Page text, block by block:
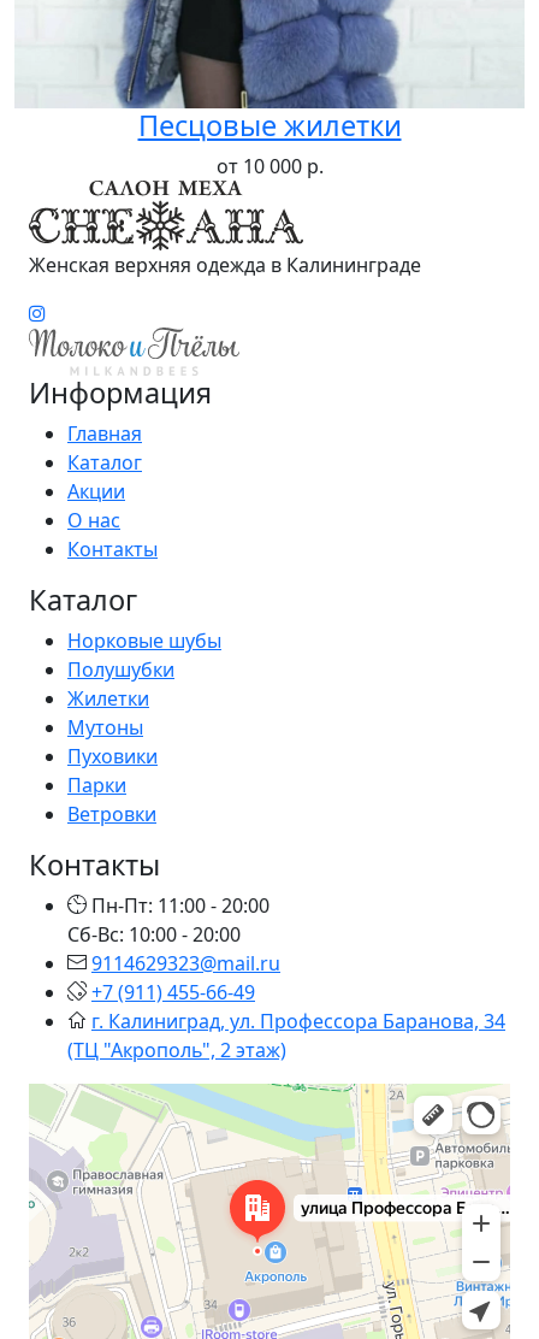
Песцовые жилетки
от 10 000 р.
Женская верхняя одежда в Калининграде
Информация
Главная
Каталог
Акции
О нас
Контакты
Каталог
Норковые шубы
Полушубки
Жилетки
Мутоны
Пуховики
Парки
Ветровки
Контакты
Пн-Пт: 11:00 - 20:00
Сб-Вс: 10:00 - 20:00
9114629323@mail.ru
+7 (911) 455-66-49
г. Калиниград, ул. Профессора Баранова, 34
(ТЦ "Акрополь", 2 этаж)